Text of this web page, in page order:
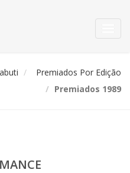
Premiados Por Edição
Premiados 1989